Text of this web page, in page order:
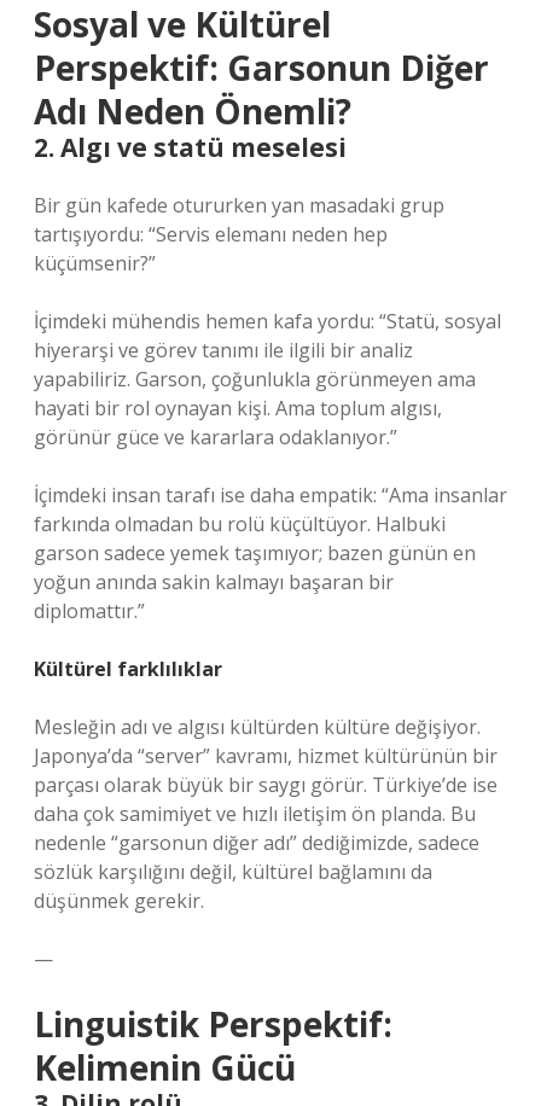
Sosyal ve Kültürel
Perspektif: Garsonun Diğer
Adı Neden Önemli?
2. Algı ve statü meselesi
Bir gün kafede otururken yan masadaki grup
tartışıyordu: “Servis elemanı neden hep
küçümsenir?”
İçimdeki mühendis hemen kafa yordu: “Statü, sosyal
hiyerarşi ve görev tanımı ile ilgili bir analiz
yapabiliriz. Garson, çoğunlukla görünmeyen ama
hayati bir rol oynayan kişi. Ama toplum algısı,
görünür güce ve kararlara odaklanıyor.”
İçimdeki insan tarafı ise daha empatik: “Ama insanlar
farkında olmadan bu rolü küçültüyor. Halbuki
garson sadece yemek taşımıyor; bazen günün en
yoğun anında sakin kalmayı başaran bir
diplomattır.”
Kültürel farklılıklar
Mesleğin adı ve algısı kültürden kültüre değişiyor.
Japonya’da “server” kavramı, hizmet kültürünün bir
parçası olarak büyük bir saygı görür. Türkiye’de ise
daha çok samimiyet ve hızlı iletişim ön planda. Bu
nedenle “garsonun diğer adı” dediğimizde, sadece
sözlük karşılığını değil, kültürel bağlamını da
düşünmek gerekir.
—
Linguistik Perspektif:
Kelimenin Gücü